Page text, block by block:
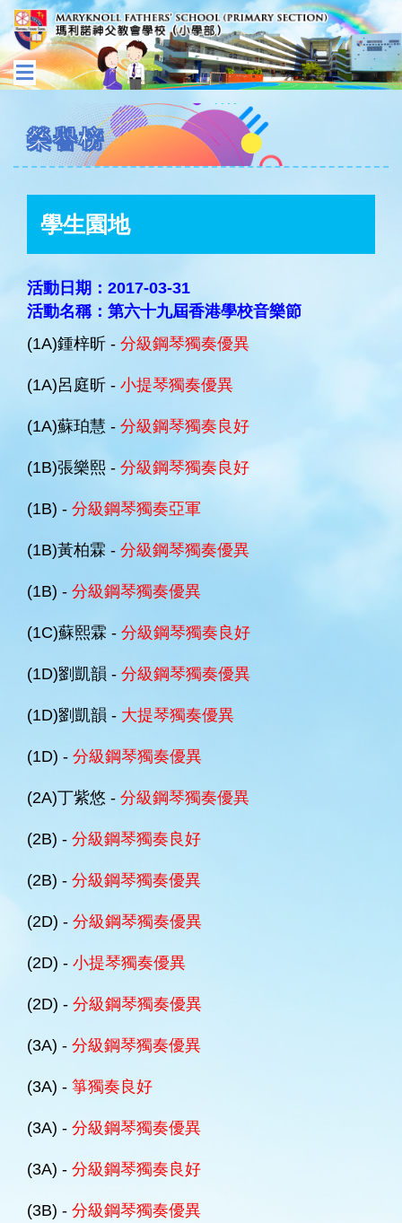
榮譽榜
學生園地
活動日期：2017-03-31
活動名稱：第六十九屆香港學校音樂節
(1A)鍾梓昕 - 分級鋼琴獨奏優異
(1A)呂庭昕 - 小提琴獨奏優異
(1A)蘇珀慧 - 分級鋼琴獨奏良好
(1B)張樂熙 - 分級鋼琴獨奏良好
(1B) - 分級鋼琴獨奏亞軍
(1B)黃柏霖 - 分級鋼琴獨奏優異
(1B) - 分級鋼琴獨奏優異
(1C)蘇熙霖 - 分級鋼琴獨奏良好
(1D)劉凱韻 - 分級鋼琴獨奏優異
(1D)劉凱韻 - 大提琴獨奏優異
(1D) - 分級鋼琴獨奏優異
(2A)丁紫悠 - 分級鋼琴獨奏優異
(2B) - 分級鋼琴獨奏良好
(2B) - 分級鋼琴獨奏優異
(2D) - 分級鋼琴獨奏優異
(2D) - 小提琴獨奏優異
(2D) - 分級鋼琴獨奏優異
(3A) - 分級鋼琴獨奏優異
(3A) - 箏獨奏良好
(3A) - 分級鋼琴獨奏優異
(3A) - 分級鋼琴獨奏良好
(3B) - 分級鋼琴獨奏優異